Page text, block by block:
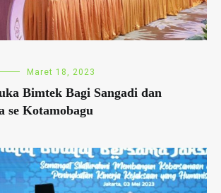
Maret 18, 2023
Bimtek Bagi Sangadi dan
se Kotamobagu